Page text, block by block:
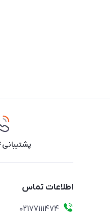
پشتیبانی ۲۴ ساعته
اطلاعات تماس
02177111474